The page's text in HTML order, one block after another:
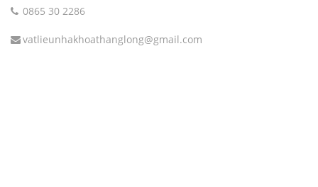
0865 30 2286
vatlieunhakhoathanglong@gmail.com